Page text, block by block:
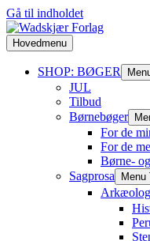
Gå til indholdet
Hovedmenu
SHOP: BØGER
JUL
Tilbud
Børnebøger
For de
For de
Børne-
Sagprosa
Menu